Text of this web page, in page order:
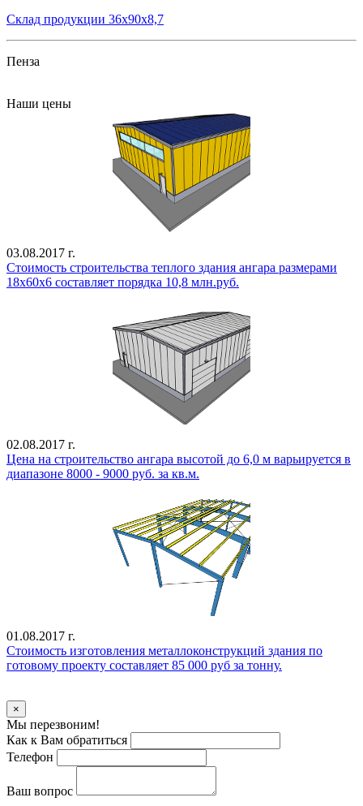
Склад продукции 36х90х8,7
Пенза
Наши цены
03.08.2017 г.
Стоимость строительства теплого здания ангара размерами
18х60х6 составляет порядка 10,8 млн.руб.
02.08.2017 г.
Цена на строительство ангара высотой до 6,0 м варьируется в
диапазоне 8000 - 9000 руб. за кв.м.
01.08.2017 г.
Стоимость изготовления металлоконструкций здания по
готовому проекту составляет 85 000 руб за тонну.
×
Мы перезвоним!
Как к Вам обратиться
Телефон
Ваш вопрос